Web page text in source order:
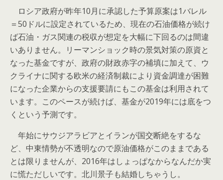
ロシア政府が昨年10月に承認した予算原案は1バレル
＝50ドルに設定されているため、現在の石油価格が続け
ば石油・ガス関連の税収が想定を大幅に下回るのは間違
いありません。リーマンショック時の景気対策の原資と
なった基金ですが、政府の財政赤字の補填に加えて、ウ
クライナに関する欧米の経済制裁により資金調達が困難
になった企業からの支援要請にもこの基金は利用されて
います。このペースが続けば、基金が2019年には底をつ
くという予測です。
年始にサウジアラビアとイランが国交断絶をするな
ど、中東情勢が不透明なので原油価格がこのままである
とは限りませんが、2016年はしょっぱなからなんだか実
に慌ただしいです。北川景子も結婚しちゃうし。